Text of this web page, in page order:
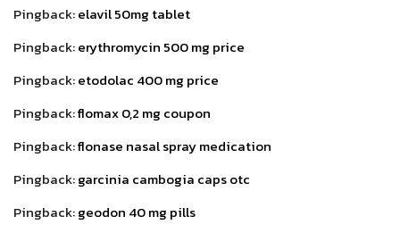
Pingback:elavil 50mg tablet
Pingback:erythromycin 500 mg price
Pingback:etodolac 400 mg price
Pingback:flomax 0,2 mg coupon
Pingback:flonase nasal spray medication
Pingback:garcinia cambogia caps otc
Pingback:geodon 40 mg pills